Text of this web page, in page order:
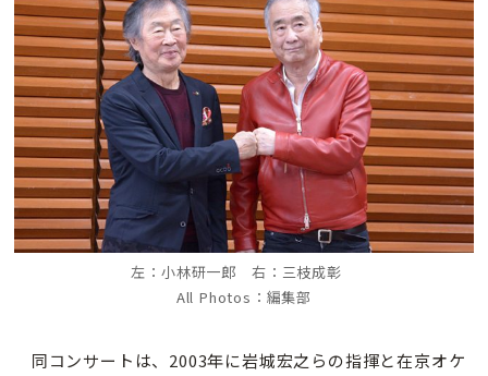
左：小林研一郎 右： 三枝成彰
All Photos：編集部
同コンサートは、2003年に岩城宏之らの指揮と在京オケ